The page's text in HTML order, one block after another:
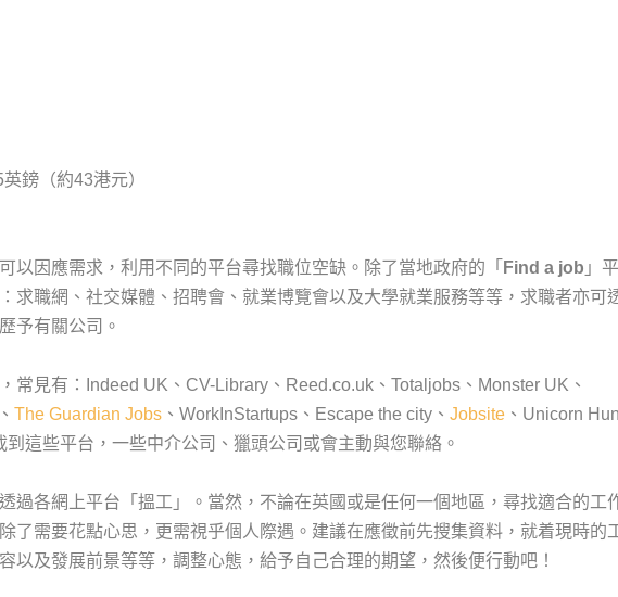
鎊（約43港元）
以因應需求，利用不同的平台尋找職位空缺。除了當地政府的「 Find a job 」
求職網、社交媒體、招聘會、就業博覽會以及大學就業服務等等，求職者亦可
予有關公司。
常見有：Indeed UK、CV-Library、Reed.co.uk、Totaljobs、Monster UK、
The Guardian Jobs 、WorkInStartups、Escape the city、 Jobsite 、Unicorn
這些平台，一些中介公司、獵頭公司或會主動與您聯絡。
過各網上平台「搵工」。當然，不論在英國或是任何一個地區，尋找適合的工
了需要花點心思，更需視乎個人際遇。建議在應徵前先搜集資料，就着現時的
以及發展前景等等，調整心態，給予自己合理的期望，然後便行動吧！